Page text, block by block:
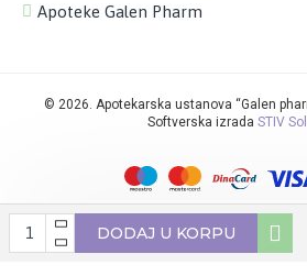
DODAJ U KORPU
Apoteke Galen Pharm
© 2026. Apotekarska ustanova “Galen
Softverska izrada STIV